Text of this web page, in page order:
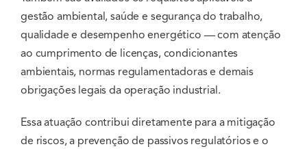
gestão ambiental, saúde e segurança do trabalho,
qualidade e desempenho energético — com atenção
ao cumprimento de licenças, condicionantes
ambientais, normas regulamentadoras e demais
obrigações legais da operação industrial.
Essa atuação contribui diretamente para a mitigação
de riscos, a prevenção de passivos regulatórios e o